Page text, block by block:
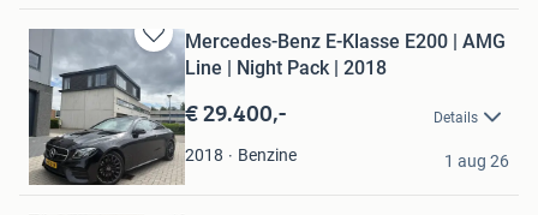
Bewaren
in
Mijn
Favorieten
Mercedes-Benz E-Klasse E200 | AMG
Line | Night Pack | 2018
€ 29.400,- Details
2018 Benzine
sem
Amsterdam
1 aug 26